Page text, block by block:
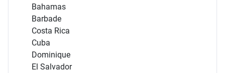
Bahamas
Barbade
Costa Rica
Cuba
Dominique
El Salvador